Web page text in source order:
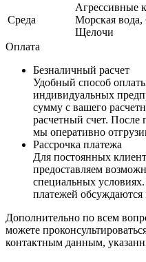
Среда
Агрессивные
Морская
Щелочи
Оплата
Безналичный расчет
Удобный способ
индивидуальных
сумму с вашего
расчетный счет. После
мы оперативно
Рассрочка платежа
Для постоянных
предоставляем
специальных
платежей
Дополнительно по всем
можете
контактным данным,